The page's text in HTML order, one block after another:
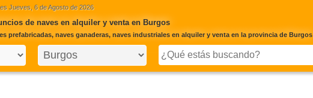
Jueves, 6 de Agosto de 2026
de naves en alquiler y venta en Burgos
prefabricadas, naves ganaderas, naves industriales en alquiler y venta en la provincia de Burgos